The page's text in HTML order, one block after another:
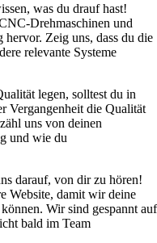
was du drauf hast!
Drehmaschinen und
Zeig uns, dass du die
relevante Systeme
legen, solltest du in
Vergangenheit die Qualität
uns von deinen
und wie du
darauf, von dir zu hören!
Website, damit wir deine
Wir sind gespannt auf
bald im Team